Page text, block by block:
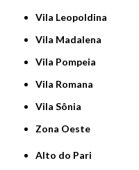
Vila Leopoldina
Vila Madalena
Vila Pompeia
Vila Romana
Vila Sônia
Zona Oeste
Alto do Pari